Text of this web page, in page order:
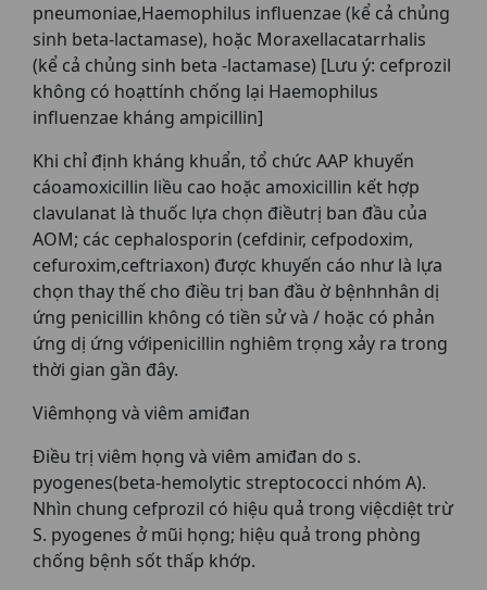
pneumoniae,Haemophilus influenzae (kể cả chủng
sinh beta-lactamase), hoặc Moraxellacatarrhalis
(kể cả chủng sinh beta -lactamase) [Lưu ý: cefprozil
không có hoạttính chống lại Haemophilus
influenzae kháng ampicillin]
Khi chỉ định kháng khuẩn, tổ chức AAP khuyến
cáoamoxicillin liều cao hoặc amoxicillin kết hợp
clavulanat là thuốc lựa chọn điềutrị ban đầu của
AOM; các cephalosporin (cefdinir, cefpodoxim,
cefuroxim,ceftriaxon) được khuyến cáo như là lựa
chọn thay thế cho điều trị ban đầu ờ bệnhnhân dị
ứng penicillin không có tiền sử và / hoặc có phản
ứng dị ứng vớipenicillin nghiêm trọng xảy ra trong
thời gian gần đây.
Viêmhọng và viêm amiđan
Điều trị viêm họng và viêm amiđan do s.
pyogenes(beta-hemolytic streptococci nhóm A).
Nhìn chung cefprozil có hiệu quả trong việcdiệt trừ
S. pyogenes ở mũi họng; hiệu quả trong phòng
chống bệnh sốt thấp khớp.